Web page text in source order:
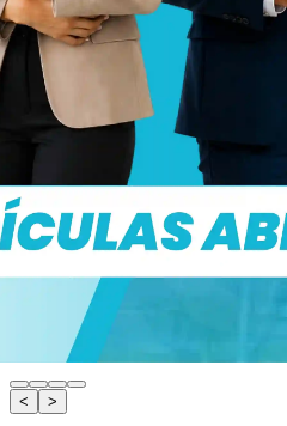
< >